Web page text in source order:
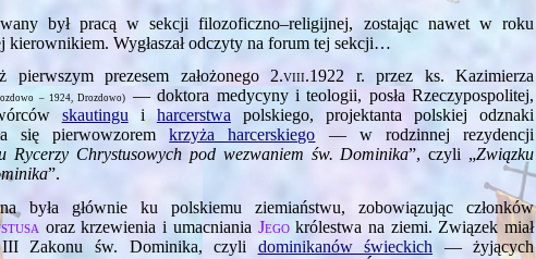
był pracą w sekcji filozoficzno–religijnej, zostając nawet w roku
kierownikiem. Wygłaszał odczyty na forum tej sekcji…
pierwszym prezesem założonego 2.viii.1922 r. przez ks. Kazi­mierza
– 1924, Drozdowo)
— doktora medycyny i teologii, posła Rzeczypospolitej,
skautingu i harcerstwa polskiego, projektanta polskiej odznaki
się pierwowzoremkrzyża harcerskiego — w rodzinnej rezydencji
Rycerzy Chrystusowych pod wezwaniem św. Dominika”, czyli „Związku
”.
była głównie ku polskiemu ziemiaństwu, zobowiązując członków
oraz krzewienia i umacniania Jegokrólestwa na ziemi. Związek miał
III Zakonu św. Dominika, czyli dominikanów świeckich — żyjących